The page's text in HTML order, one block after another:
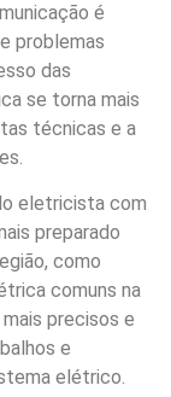
é
problemas
das
se torna mais
técnicas e a
eletricista com
preparado
como
comuns na
precisos e
e
elétrico.